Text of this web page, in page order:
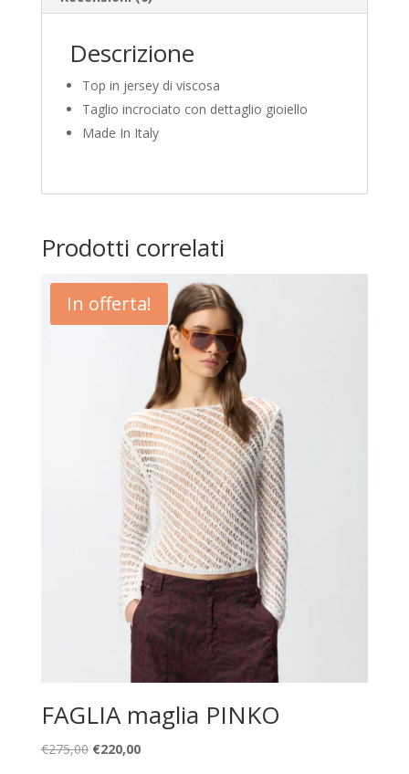
Descrizione
Top in jersey di viscosa
Taglio incrociato con dettaglio gioiello
Made In Italy
Prodotti correlati
In offerta!
FAGLIA maglia PINKO
€275,00 Il
€220,00Il